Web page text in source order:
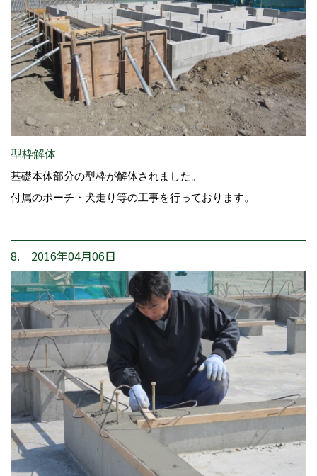
型枠解体
基礎本体部分の型枠が解体されました。
付属のポーチ・犬走り等の工事を行っております。
8. 2016年04月06日